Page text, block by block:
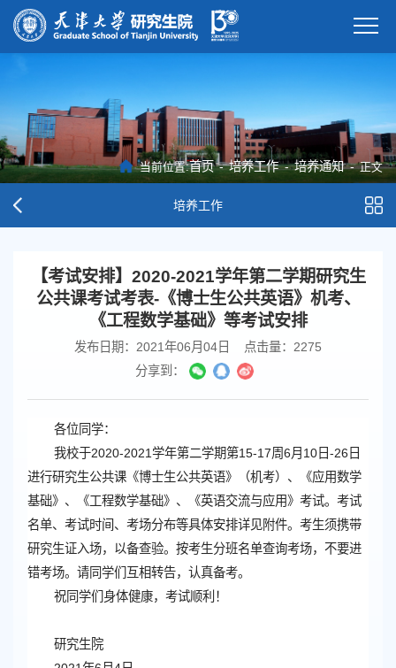
当前位置:首页 - 培养工作 - 培养通知 - 正文
培养工作
【考试安排】2020-2021学年第二学期研究生
公共课考试考表-《博士生公共英语》机考、
《工程数学基础》等考试安排
发布日期：2021年06月04日 点击量： 2275
分享到：
各位同学：
我校于2020-2021学年第二学期第15-17周6月10日-26日
进行研究生公共课 《博士生公共英语》（机考）、《应用数学
基础》、《工程数学基础》、《英语交流与应用》考试。考试
名单、考试时间、考场分布等具体安排详见附件。考生须携带
研究生证入场，以备查验。按考生分班名单查询考场，不要进
错考场。请同学们互相转告，认真备考。
祝同学们身体健康，考试顺利！
研究生院